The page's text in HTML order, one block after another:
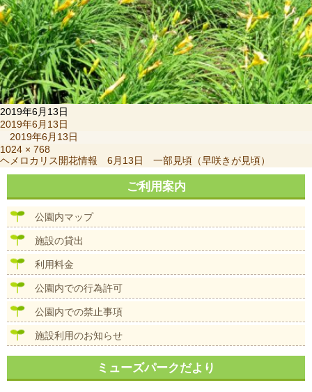
2019年6月13日
投
日:
2019年6月13日
2019年6月13日
フ
ル
サ
ズ
1024 × 768
投
稿
ビ
ヘメロカリス開花情報 6月13日 一部見頃（早咲きが見頃）
ご利用案内
公園内マップ
施設の貸出
利用料金
公園内での行為許可
公園内での禁止事項
施設利用のお知らせ
ミューズパークだより